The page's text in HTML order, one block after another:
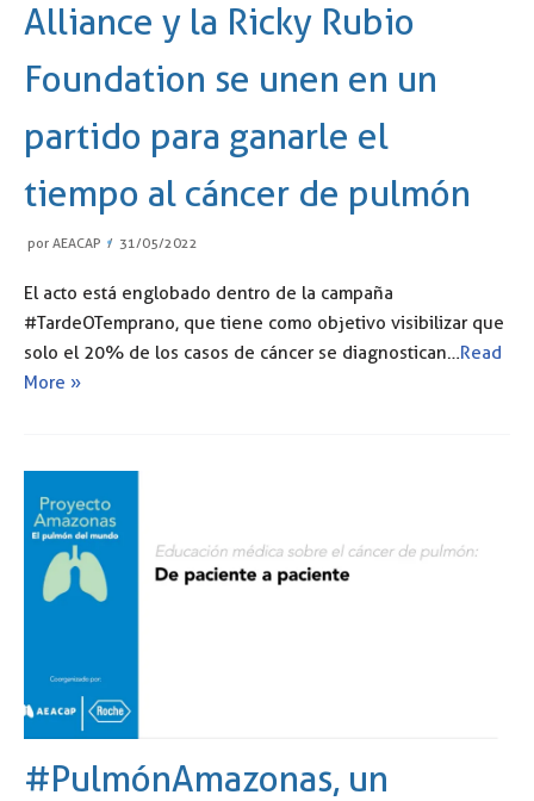
Alliance y la Ricky Rubio
Foundation se unen en un
partido para ganarle el
tiempo al cáncer de pulmón
por AEACAP 31/05/2022
El acto está englobado dentro de la campaña
#TardeOTemprano, que tiene como objetivo visibilizar que
solo el 20% de los casos de cáncer se diagnostican…Read
More »
#PulmónAmazonas, un